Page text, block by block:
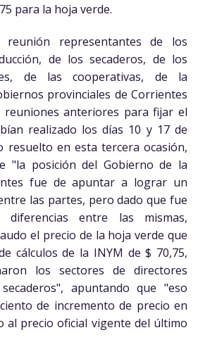
para la hoja verde.
representantes de los
de los secaderos, de los
de las cooperativas, de la
provinciales de Corrientes
reuniones anteriores para fijar el
realizado los días 10 y 17 de
resuelto en esta tercera ocasión,
"la posición del Gobierno de la
fue de apuntar a lograr un
las partes, pero dado que fue
entre las mismas,
el precio de la hoja verde que
cálculos de la INYM de $ 70,75,
los sectores de directores
apuntando que "eso
de incremento de precio en
al precio oficial vigente del último